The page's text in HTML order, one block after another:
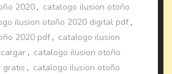
2020 , catalogo ilusion otoño
ilusion otoño 2020 digital pdf ,
2020 pdf , catalogo ilusion
, catalogo ilusion otoño
gratis , catalogo ilusion otoño